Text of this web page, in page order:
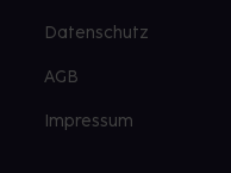
Datenschutz
AGB
Impressum